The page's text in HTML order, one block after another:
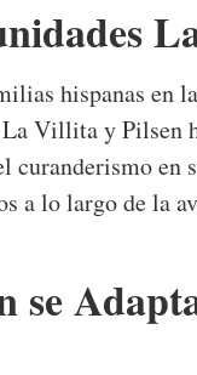
hispanas en
Villita y Pilsen
en
a lo largo de la